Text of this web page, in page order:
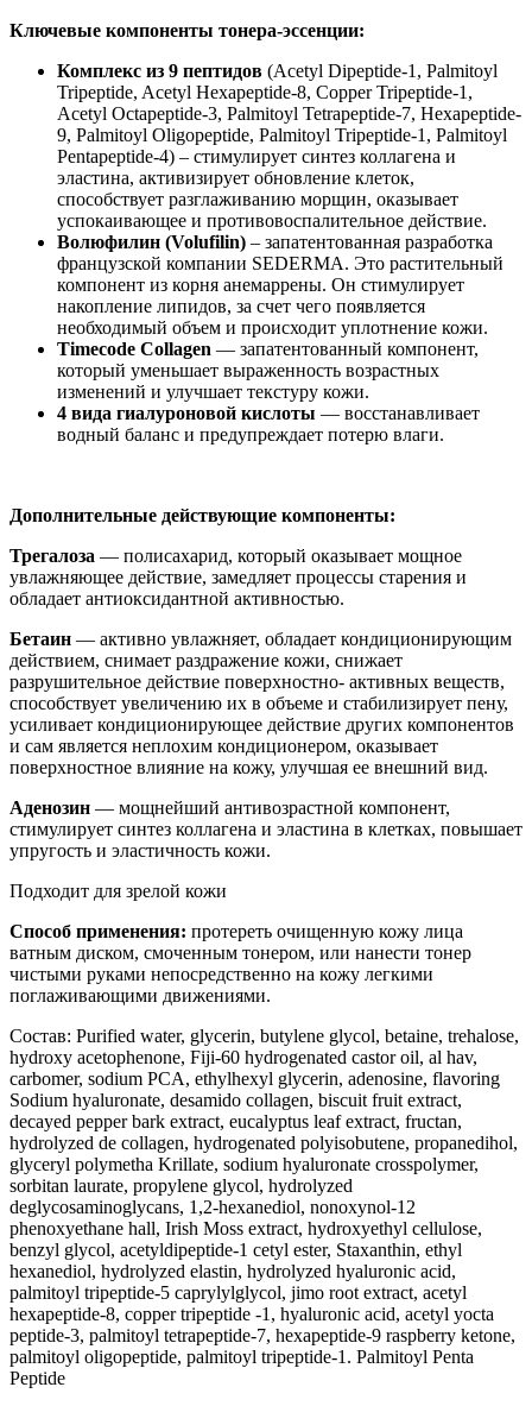
Ключевые компоненты тонера-эссенции:
Комплекс из 9 пептидов (Acetyl Dipeptide-1, Palmitoyl
Tripeptide, Acetyl Hexapeptide-8, Copper Tripeptide-1,
Acetyl Octapeptide-3, Palmitoyl Tetrapeptide-7, Hexapeptide-
9, Palmitoyl Oligopeptide, Palmitoyl Tripeptide-1, Palmitoyl
Pentapeptide-4) – стимулирует синтез коллагена и
эластина, активизирует обновление клеток,
способствует разглаживанию морщин, оказывает
успокаивающее и противовоспалительное действие.
Волюфилин (Volufilin) – запатентованная разработка
французской компании SEDERMA. Это растительный
компонент из корня анемаррены. Он стимулирует
накопление липидов, за счет чего появляется
необходимый объем и происходит уплотнение кожи.
Timecode Collagen — запатентованный компонент,
который уменьшает выраженность возрастных
изменений и улучшает текстуру кожи.
4 вида гиалуроновой кислоты — восстанавливает
водный баланс и предупреждает потерю влаги.
Дополнительные действующие компоненты:
Трегалоза — полисахарид, который оказывает мощное
увлажняющее действие, замедляет процессы старения и
обладает антиоксидантной активностью.
Бетаин — активно увлажняет, обладает кондиционирующим
действием, снимает раздражение кожи, снижает
разрушительное действие поверхностно- активных веществ,
способствует увеличению их в объеме и стабилизирует пену,
усиливает кондиционирующее действие других компонентов
и сам является неплохим кондиционером, оказывает
поверхностное влияние на кожу, улучшая ее внешний вид.
Аденозин — мощнейший антивозрастной компонент,
стимулирует синтез коллагена и эластина в клетках, повышает
упругость и эластичность кожи.
Подходит для зрелой кожи
Способ применения: протереть очищенную кожу лица
ватным диском, смоченным тонером, или нанести тонер
чистыми руками непосредственно на кожу легкими
поглаживающими движениями.
Состав: Purified water, glycerin, butylene glycol, betaine, trehalose,
hydroxy acetophenone, Fiji-60 hydrogenated castor oil, al hav,
carbomer, sodium PCA, ethylhexyl glycerin, adenosine, flavoring
Sodium hyaluronate, desamido collagen, biscuit fruit extract,
decayed pepper bark extract, eucalyptus leaf extract, fructan,
hydrolyzed de collagen, hydrogenated polyisobutene, propanedihol,
glyceryl polymetha Krillate, sodium hyaluronate crosspolymer,
sorbitan laurate, propylene glycol, hydrolyzed
deglycosaminoglycans, 1,2-hexanediol, nonoxynol-12
phenoxyethane hall, Irish Moss extract, hydroxyethyl cellulose,
benzyl glycol, acetyldipeptide-1 cetyl ester, Staxanthin, ethyl
hexanediol, hydrolyzed elastin, hydrolyzed hyaluronic acid,
palmitoyl tripeptide-5 caprylylglycol, jimo root extract, acetyl
hexapeptide-8, copper tripeptide -1, hyaluronic acid, acetyl yocta
peptide-3, palmitoyl tetrapeptide-7, hexapeptide-9 raspberry ketone,
palmitoyl oligopeptide, palmitoyl tripeptide-1. Palmitoyl Penta
Peptide